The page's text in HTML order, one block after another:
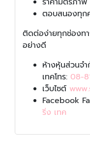
ตอบสนองทุก
ติดต่อง่ายทุกช่องทา
อย่างดี
ห้างหุ้นส่วนจ
เทคโทร: 08-
เว็บไซต์
Facebook
ริ่ง เทค